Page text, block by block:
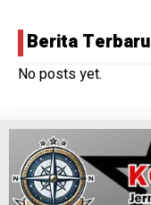
Berita Terbaru
No posts yet.